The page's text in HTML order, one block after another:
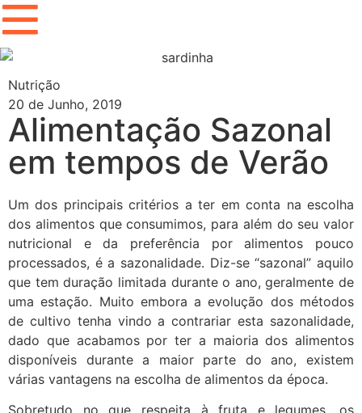
Nutrição
20 de Junho, 2019
Alimentação Sazonal
em tempos de Verão
Um dos principais critérios a ter em conta na escolha
dos alimentos que consumimos, para além do seu valor
nutricional e da preferência por alimentos pouco
processados, é a sazonalidade. Diz-se “sazonal” aquilo
que tem duração limitada durante o ano, geralmente de
uma estação. Muito embora a evolução dos métodos
de cultivo tenha vindo a contrariar esta sazonalidade,
dado que acabamos por ter a maioria dos alimentos
disponíveis durante a maior parte do ano, existem
várias vantagens na escolha de alimentos da época.